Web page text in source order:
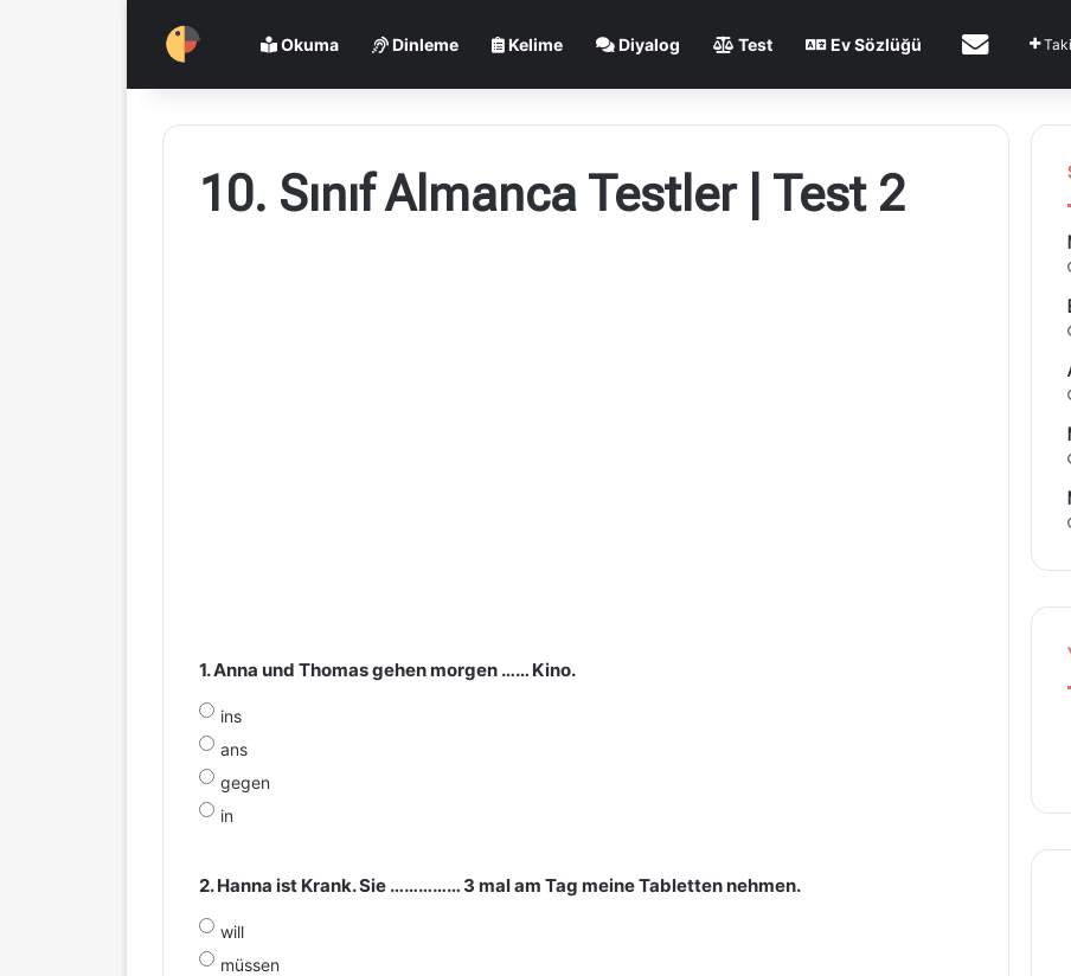
Okuma Dinleme Kelime Diyalog Test Ev Sözlüğü İletişim
10. Sınıf Almanca Testler | Test 2
1. Anna und Thomas gehen morgen …… Kino.
ins
ans
gegen
in
2. Hanna ist Krank. Sie …………… 3 mal am Tag meine Tabletten nehmen.
will
müssen